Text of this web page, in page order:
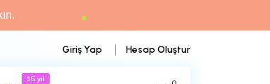
Giriş Yap Hesap Oluştur
15.yıl